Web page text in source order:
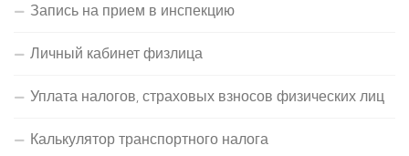
Запись на прием в инспекцию
Личный кабинет физлица
Уплата налогов, страховых взносов физических лиц
Калькулятор транспортного налога